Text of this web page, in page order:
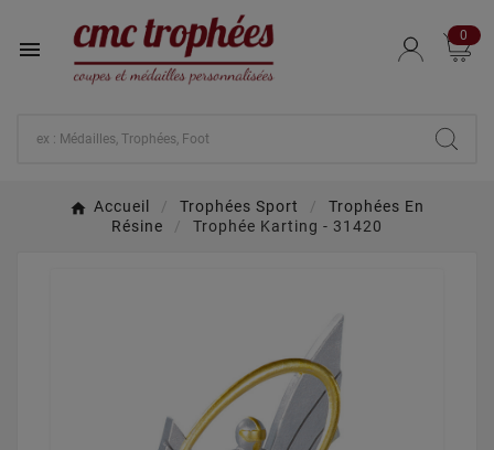

0
Accueil Trophées Sport
Trophées En
Résine
Trophée Karting - 31420